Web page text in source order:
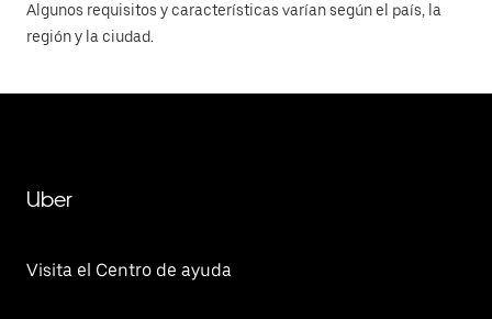
Algunos requisitos y características varían según el país, la
región y la ciudad.
Uber
Visita el Centro de ayuda